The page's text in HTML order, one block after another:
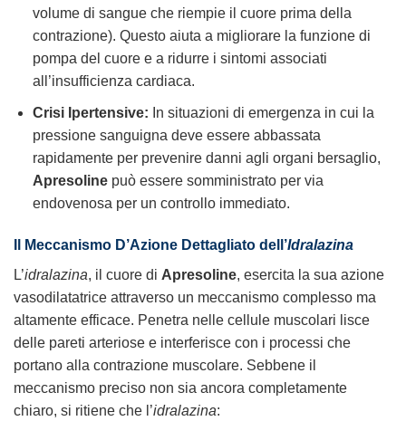
volume di sangue che riempie il cuore prima della
contrazione). Questo aiuta a migliorare la funzione di
pompa del cuore e a ridurre i sintomi associati
all’insufficienza cardiaca.
Crisi Ipertensive: In situazioni di emergenza in cui la
pressione sanguigna deve essere abbassata
rapidamente per prevenire danni agli organi bersaglio,
Apresolinepuò essere somministrato per via
endovenosa per un controllo immediato.
Il Meccanismo D’Azione Dettagliato dell’Idralazina
L’idralazina, il cuore di Apresoline, esercita la sua azione
vasodilatatrice attraverso un meccanismo complesso ma
altamente efficace. Penetra nelle cellule muscolari lisce
delle pareti arteriose e interferisce con i processi che
portano alla contrazione muscolare. Sebbene il
meccanismo preciso non sia ancora completamente
chiaro, si ritiene che l’idralazina: